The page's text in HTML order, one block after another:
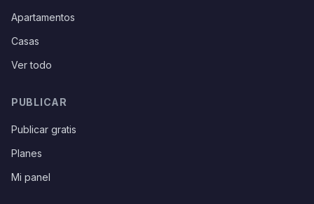
Apartamentos
Casas
Ver todo
PUBLICAR
Publicar gratis
Planes
Mi panel